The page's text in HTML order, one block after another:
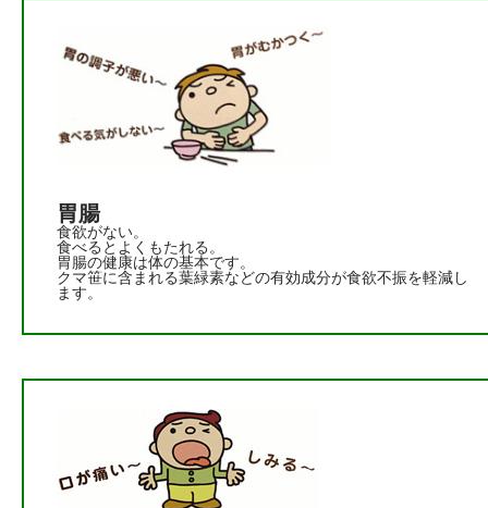
胃腸
食欲がない。
食べるとよくもたれる。
胃腸の健康は体の基本です。
クマ笹に含まれる葉緑素などの有効成分が食欲不振を軽減し
ます。